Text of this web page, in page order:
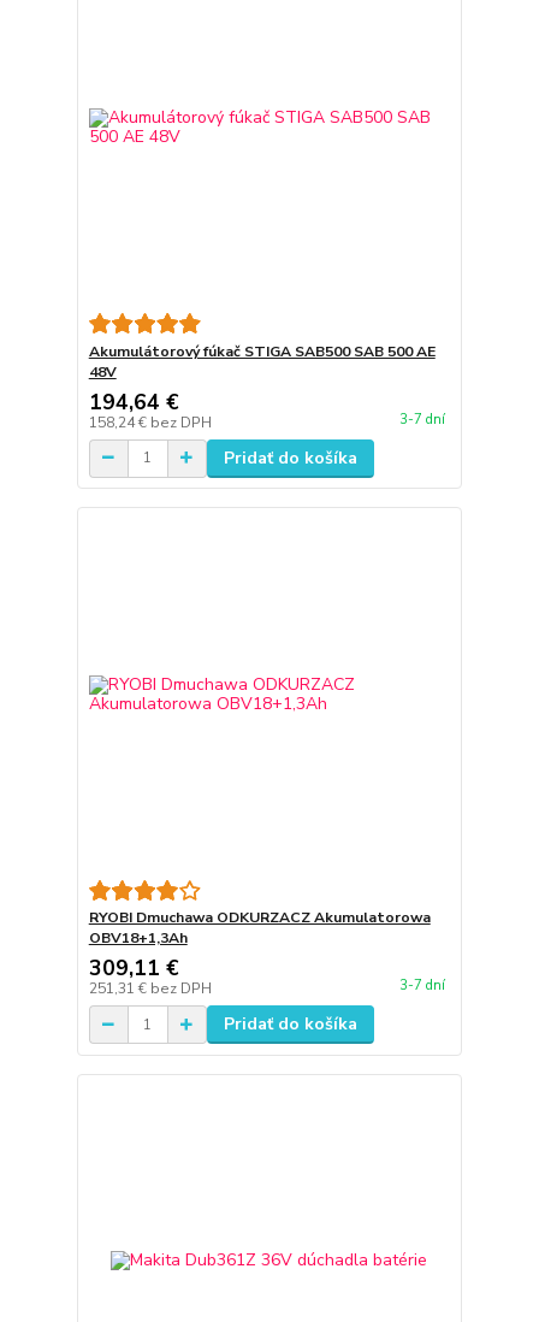
Akumulátorový fúkač STIGA SAB500 SAB 500 AE
48V
194,64 €
158,24 € bez DPH 3-7 dní
Pridať do košíka
RYOBI Dmuchawa ODKURZACZ Akumulatorowa
OBV18+1,3Ah
309,11 €
251,31 € bez DPH 3-7 dní
Pridať do košíka